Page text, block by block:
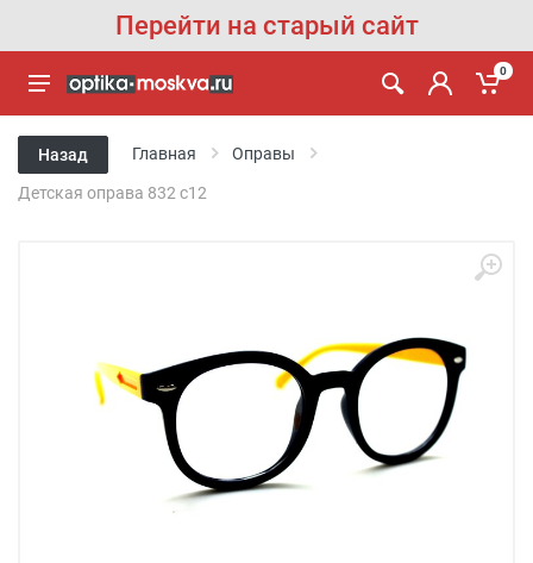
Перейти на старый сайт
0
Назад Главная Оправы
Детская оправа 832 с12